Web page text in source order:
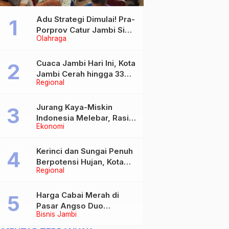
Olahraga
Adu Strategi Dimulai! Pra-
Porprov Catur Jambi Siap
Digelar, Libatkan 72 Atlet
Regional
Cuaca Jambi Hari Ini, Kota
Jambi Cerah hingga 33
Derajat Celsius
Ekonomi
Jurang Kaya-Miskin
Indonesia Melebar, Rasio
Gini Naik Jadi 0,368 pada
Regional
Kerinci dan Sungai Penuh
Berpotensi Hujan, Kota
Jambi Berawan
Bisnis Jambi
Harga Cabai Merah di
Pasar Angso Duo
Tembus Rp40.000 per